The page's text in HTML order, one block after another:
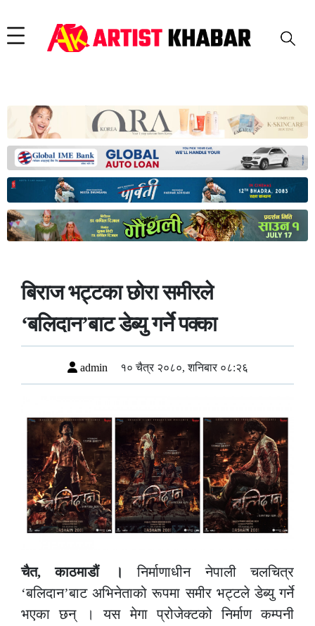
बिराज भट्टका छोरा समीरले
‘बलिदान’बाट डेब्यु गर्ने पक्का
admin १० चैत्र २०८०, शनिबार ०८:२६
चैत, काठमाडौं ।
निर्माणाधीन नेपाली चलचित्र
‘बलिदान’बाट अभिनेताको रूपमा समीर भट्टले डेब्यु गर्ने
भएका छन् । यस मेगा प्रोजेक्टको निर्माण कम्पनी